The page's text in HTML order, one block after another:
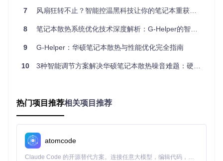
传统风扇控制如同老式空调，只能在"开/关"或少数几个档位间
音波动，还会造成能源浪费和不必要的机械磨损。当你只是浏
你真正需要高性能时，散热系统又可能反应迟缓。
技术解析：G-Helper的核心控制算法
多维度温度感知：同时监控CPU、GPU、主板和环境温
度，建立综合散热模型
预测式调节机制：根据温度变化率提前调整风扇转速，避
免剧烈波动
场景化Profile系统
现"办公-游戏-创作"的无缝切换
7 风扇狂转不止？智能控温黑科技让你的笔记本重获新生——华硕笔记本噪音解决方案实测
8 笔记本散热系统优化技术深度解析：G-Helper的智能温控创新方案
9 G-Helper：华硕笔记本散热与性能优化完全指南
10 3种智能调节方案解决华硕笔记本散热噪音难题：硬件优化工具的实战应用
热门项目推荐相关项目推荐
atomcode
Claude Code 的开源替代方案。连接任意大模型，编辑代码，运行命令，自动验证 — 全自动执行。用 Rust 构建，极致性能。 ｜ An open-source alternative to Claude Code. Connect any LLM, edit code, run commands, and verify changes — autonomously. Built in Rust for speed. Get Started